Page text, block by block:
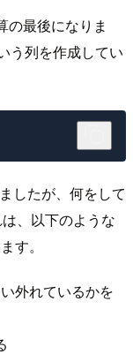
の最後になりま
う列を作成してい
したが、何をして
、以下のような
す。
外れているかを